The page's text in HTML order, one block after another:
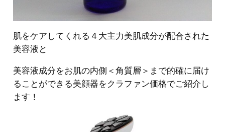
肌をケアしてくれる４大主力美肌成分が配合された
美容液と
美容液成分をお肌の内側＜角質層＞まで的確に届け
ることができる美顔器をクラファン価格でご紹介し
ます！